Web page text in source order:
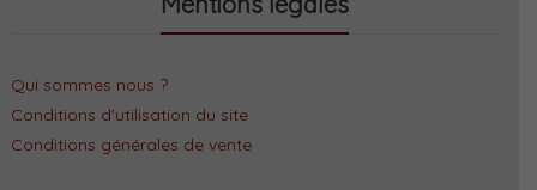
Qui sommes nous ?
Conditions d'utilisation du site
Conditions générales de vente